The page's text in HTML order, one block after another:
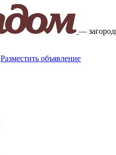
—
Разместить объявление